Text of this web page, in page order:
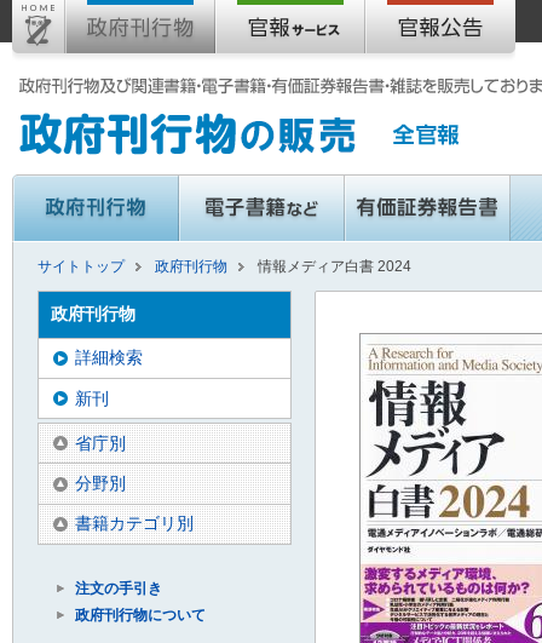
サイトトップ 政府刊行物 情報メディア白書 2024
政府刊行物
詳細検索
新刊
省庁別
分野別
書籍カテゴリ別
注文の手引き
政府刊行物について